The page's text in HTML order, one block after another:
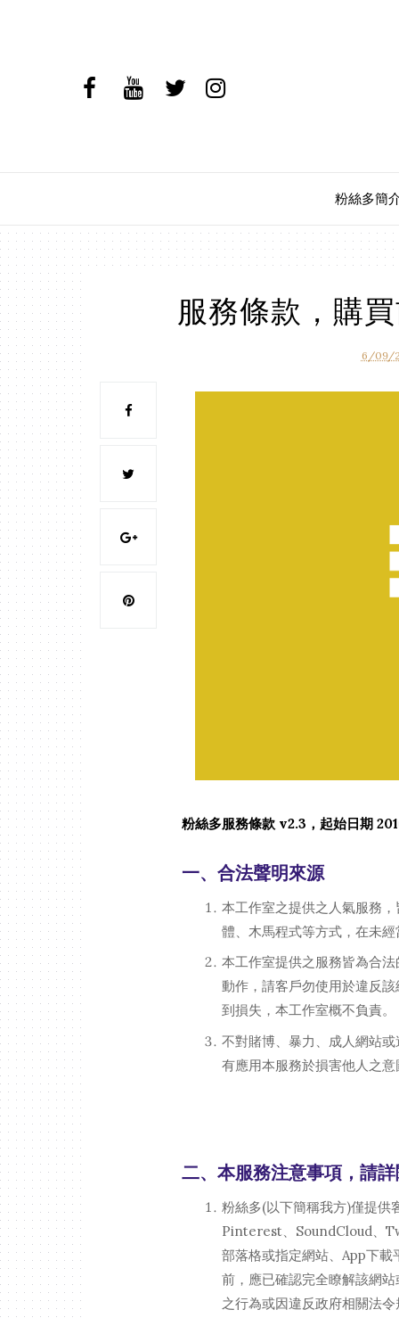
粉絲多簡
服務條款，購
6/09/
粉絲多服務條款 v2.3，起始日期
一、合法聲明來源
本工作室之提供之人氣服務
體、木馬程式等方式，在未經
本工作室提供之服務皆為合
動作，請客戶勿使用於違反
到損失，本工作室概不負責。
不對賭博、暴力、成人網站
有應用本服務於損害他人之意
二、本服務注意事項，請
粉絲多(以下簡稱我方)僅提
Pinterest、SoundCloud、
部落格或指定網站、App下
前，應已確認完全瞭解該網
之行為或因違反政府相關法